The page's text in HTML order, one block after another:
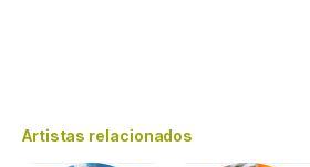
Artistas relacionados